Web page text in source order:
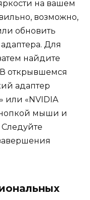
на вашем
возможно,
обновить
Для
найдите
В открывшемся
адаптер
или «NVIDIA
мыши и